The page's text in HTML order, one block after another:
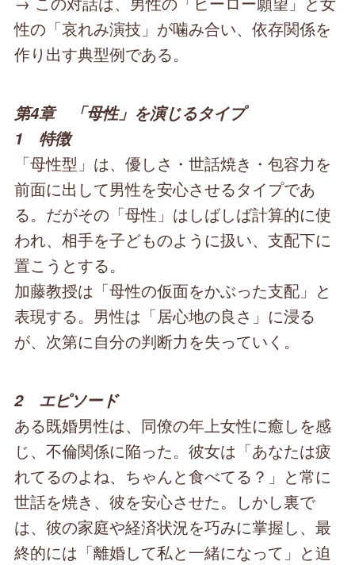
性の「哀れみ演技」が噛み合い、依存関係を
作り出す典型例である。
第4章 「母性」を演じるタイプ
1 特徴
「母性型」は、優しさ・世話焼き・包容力を
前面に出して男性を安心させるタイプであ
る。だがその「母性」はしばしば計算的に使
われ、相手を子どものように扱い、支配下に
置こうとする。
加藤教授は「母性の仮面をかぶった支配」と
表現する。男性は「居心地の良さ」に浸る
が、次第に自分の判断力を失っていく。
2 エピソード
ある既婚男性は、同僚の年上女性に癒しを感
じ、不倫関係に陥った。彼女は「あなたは疲
れてるのよね、ちゃんと食べてる？」と常に
世話を焼き、彼を安心させた。しかし裏で
は、彼の家庭や経済状況を巧みに掌握し、最
終的には「離婚して私と一緒になって」と迫